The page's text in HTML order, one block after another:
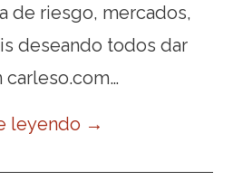
de riesgo, mercados,
deseando todos dar
leyendo →